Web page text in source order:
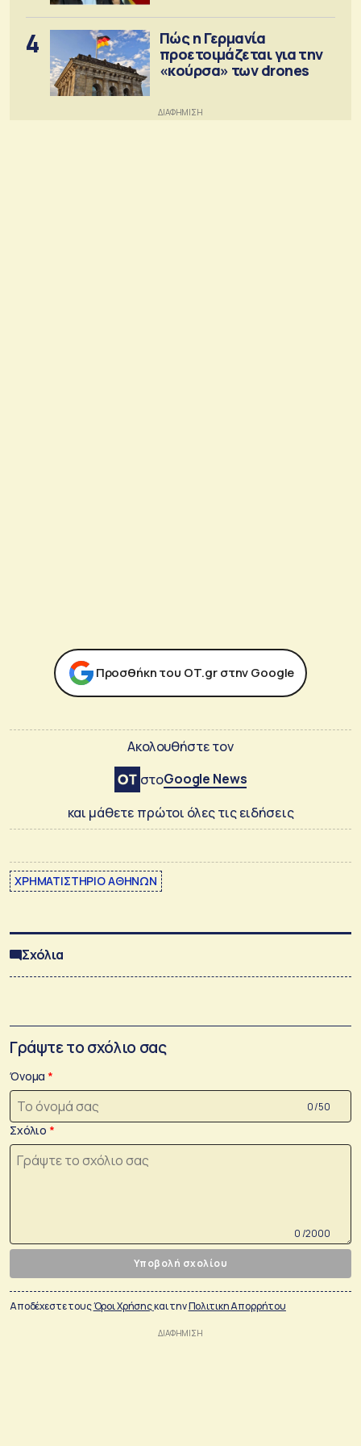
4
Πώς η Γερμανία
προετοιμάζεται για την
«κούρσα» των drones
Προσθήκη του ΟΤ.gr στην Google
Ακολουθήστε τον
στοGoogle News
και μάθετε πρώτοι όλες τις ειδήσεις
ΧΡΗΜΑΤΙΣΤΗΡΙΟ ΑΘΗΝΩΝ
Σχόλια
Γράψτε το σχόλιο σας
Όνομα
0 /50
Σχόλιο
0 /2000
Υποβολή σχολίου
Αποδέχεστε τουςΌροι Χρήσηςκαι τηνΠολιτικη Απορρήτου